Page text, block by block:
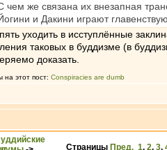
чем же связана их внезапная
и Дакини играют
уходить в исступлённые
таковых в буддизме (в
доказать.
на этот пост: Conspiracies are dumb
Страницы Пред. 1, 2, 3,